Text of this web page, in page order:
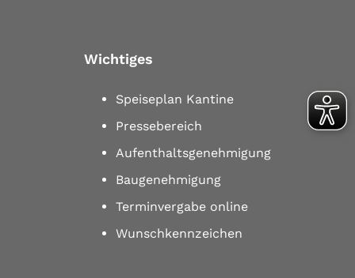
Wichtiges
Speiseplan Kantine
Pressebereich
Aufenthaltsgenehmigung
Baugenehmigung
Terminvergabe online
Wunschkennzeichen